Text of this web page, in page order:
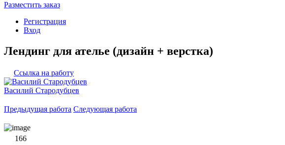
Разместить заказ
Регистрация
Вход
Лендинг для ателье (дизайн + верстка)
Ссылка на работу
Василий Стародубцев
Предыдущая работа Следующая работа
166